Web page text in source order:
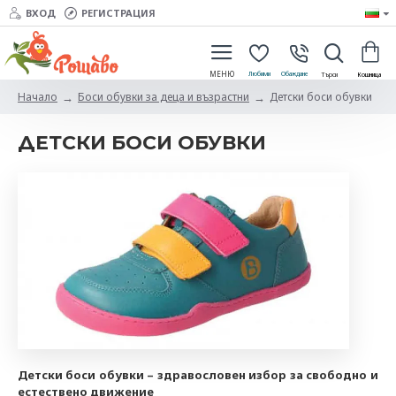
ВХОД РЕГИСТРАЦИЯ
Начало Боси обувки за деца и възрастни Детски боси обувки
ДЕТСКИ БОСИ ОБУВКИ
Детски боси обувки – здравословен избор за свободно и
естествено движение